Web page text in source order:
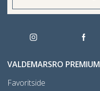
VALDEMARSRO PREMIUM
Favoritside